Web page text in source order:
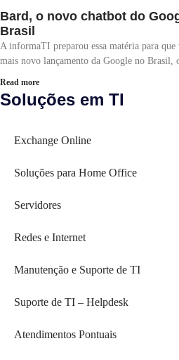
Bard, o novo chatbot do
Brasil
A informaTI preparou essa matéria para que
mais novo lançamento da Google no Brasil,
Read more
Soluções em TI
Exchange Online
Soluções para Home Office
Servidores
Redes e Internet
Manutenção e Suporte de TI
Suporte de TI – Helpdesk
Atendimentos Pontuais